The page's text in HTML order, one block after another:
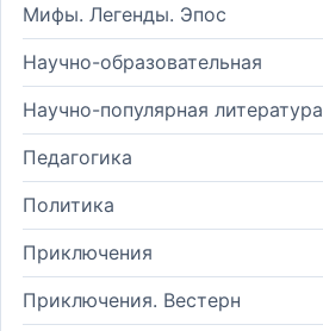
Мифы. Легенды. Эпос
Научно-образовательная
Научно-популярная литература
Педагогика
Политика
Приключения
Приключения. Вестерн